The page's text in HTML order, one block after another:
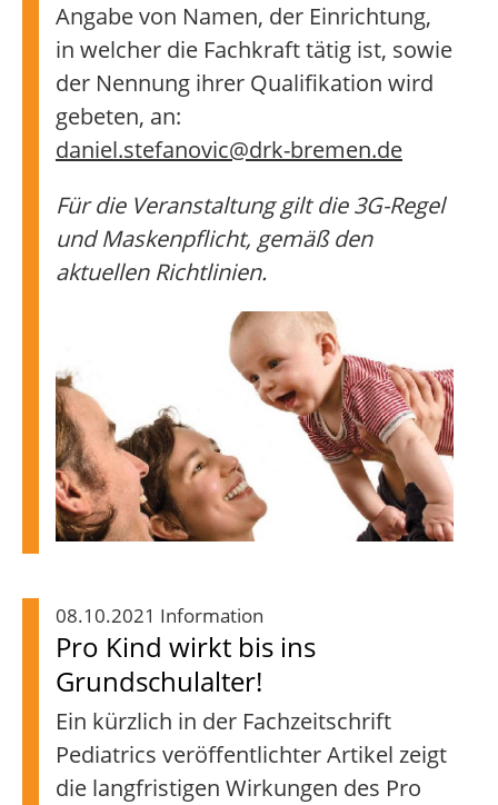
Angabe von Namen, der Einrichtung,
in welcher die Fachkraft tätig ist, sowie
der Nennung ihrer Qualifikation wird
gebeten, an:
daniel.stefanovic@drk-bremen.de
Für die Veranstaltung gilt die 3G-Regel
und Maskenpflicht, gemäß den
aktuellen Richtlinien.
08.10.2021 Information
Pro Kind wirkt bis ins
Grundschulalter!
Ein kürzlich in der Fachzeitschrift
Pediatrics veröffentlichter Artikel zeigt
die langfristigen Wirkungen des Pro